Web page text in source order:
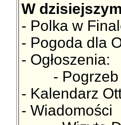
W
- Polka w
- Pogoda dla
- Ogłoszenia:
- Pogrzeb
- Kalendarz
- Wiadomości